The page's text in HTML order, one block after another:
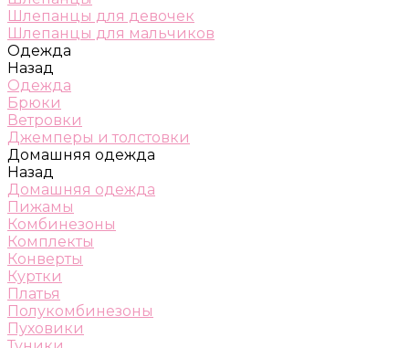
Шлепанцы для девочек
Шлепанцы для мальчиков
Одежда
Назад
Одежда
Брюки
Ветровки
Джемперы и толстовки
Домашняя одежда
Назад
Домашняя одежда
Пижамы
Комбинезоны
Комплекты
Конверты
Куртки
Платья
Полукомбинезоны
Пуховики